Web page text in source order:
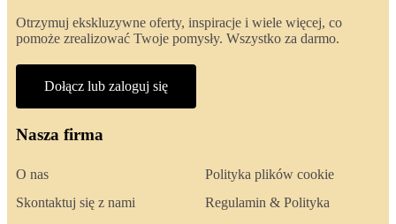
Otrzymuj ekskluzywne oferty, inspiracje i wiele więcej, co
pomoże zrealizować Twoje pomysły. Wszystko za darmo.
Dołącz lub zaloguj się
Nasza firma
O nas
Skontaktuj się z nami
Polityka plików cookie
Regulamin & Polityka